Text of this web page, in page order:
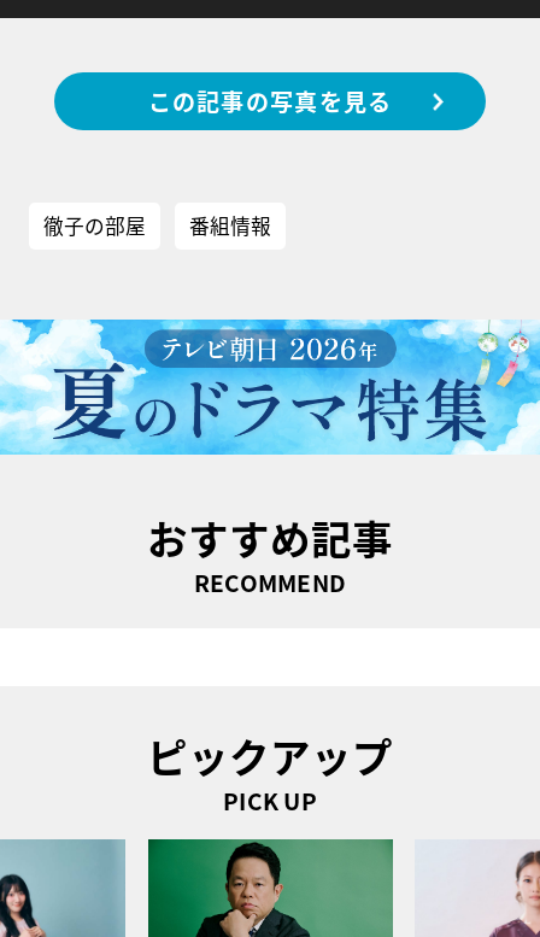
この記事の写真を見る
徹子の部屋 番組情報
おすすめ記事
RECOMMEND
ピックアップ
PICK UP